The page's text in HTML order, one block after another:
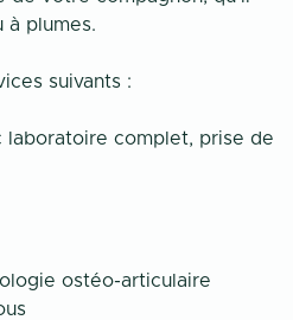
à plumes.
suivants :
laboratoire complet, prise de
ostéo-articulaire